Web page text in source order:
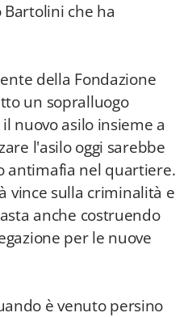
Bartolini che ha
della Fondazione
un sopralluogo
nuovo asilo insieme a
l'asilo oggi sarebbe
antimafia nel quartiere.
vince sulla criminalità e
anche costruendo
per le nuove
è venuto persino